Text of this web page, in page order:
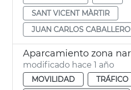
SANT VICENT MÀRTIR
JUAN CARLOS CABALLERO
modificado hace 1 año
MOVILIDAD
TRÁFICO